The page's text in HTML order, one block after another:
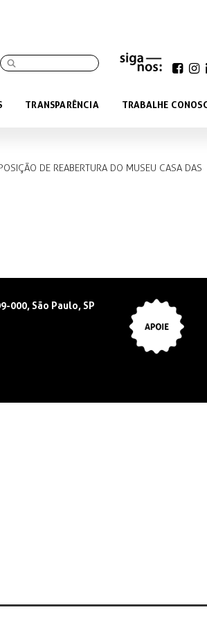
TRANSPARÊNCIA TRABALHE
DE REABERTURA DO MUSEU CASA DAS
000, São Paulo, SP